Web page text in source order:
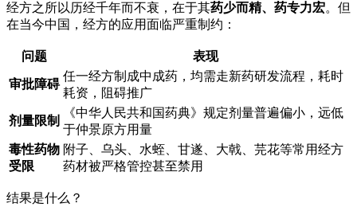
经方之所以历经千年而不衰，在于其药少而精、药专力宏。但
在当今中国，经方的应用面临严重制约：
问题 表现
审批障碍
任一经方制成中成药，均需走新药研发流程，耗时
耗资，阻碍推广
剂量限制
《中华人民共和国药典》规定剂量普遍偏小，远低
于仲景原方用量
毒性药物
受限
附子、乌头、水蛭、甘遂、大戟、芫花等常用经方
药材被严格管控甚至禁用
结果是什么？